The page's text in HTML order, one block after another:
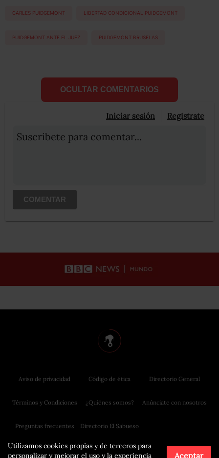
CARLES PUIDGEMONT LIBERTAD CONDICIONAL PUIDGEMONT
PUIDGEMONT ANTE EL JUEZ PUIDGEMONT BRUSELAS
OCULTAR COMENTARIOS
Iniciar sesión Registrate
Suscribete para comentar...
COMENTAR
Utilizamos cookies propias y de terceros para
personalizar y mejorar el uso y la experiencia
Aceptar
Aviso de privacidad
Términos y Condiciones
Preguntas frecuentes
Código de ética
¿Quiénes somos?
Directorio El Sabueso
Directorio General
Anúnciate con nosotros